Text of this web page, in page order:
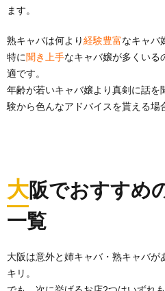
ます。
熟キャバは何より経験豊富なキャバ
特に聞き上手なキャバ嬢が多くいる
適です。
年齢が若いキャバ嬢より真剣に話を
験から色んなアドバイスを貰える場
大阪でおすすめ
一覧
大阪は意外と姉キャバ・熟キャバ
キリ。